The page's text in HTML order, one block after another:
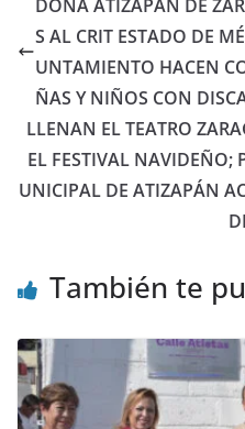
DONA ATIZAPÁN DE
S AL CRIT ESTADO DE
UNTAMIENTO HACEN
ÑAS Y NIÑOS CON
LLENAN EL TEATRO
EL FESTIVAL NAVIDEÑO;
UNICIPAL DE ATIZAPÁN
También te